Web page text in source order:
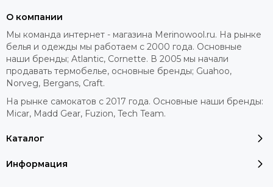
Каталог
Информация
О компании
Мы команда интернет - магазина Merinowool.ru. На рынке
белья и одежды мы работаем с 2000 года. Основные
наши бренды; Atlantic, Cornette. В 2005 мы начали
продавать термобелье, основные бренды; Guahoo,
Norveg, Bergans, Craft.
На рынке самокатов с 2017 года. Основные наши бренды:
Micar, Madd Gear, Fuzion, Tech Team.